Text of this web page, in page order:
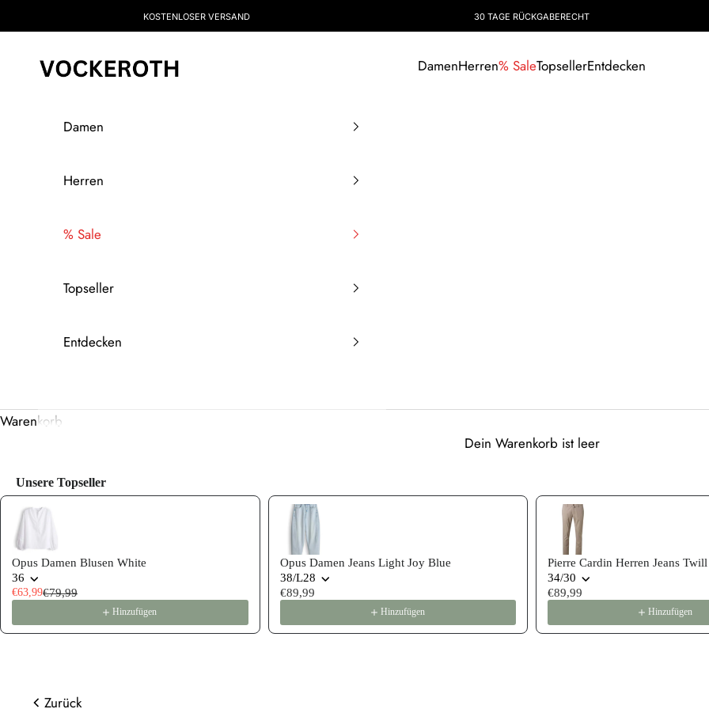
KOSTENLOSER VERSAND 30 TAGE RÜCKGABERECHT
Vockeroth Onlineshop DamenHerren% SaleTopsellerEntdecken
Damen
Herren
% Sale
Topseller
Entdecken
Warenkorb
Dein Warenkorb ist leer
Unsere Topseller
Use the Previous and Next buttons to navigate through product recommendations, or scroll horizontally to view more
Opus Damen Blusen White
36
€63,99€79,99
Hinzufügen
Opus Damen Jeans Light Joy Blue
38/L28
€89,99
Hinzufügen
Pierre Cardin Herren Jeans Twill
34/30
€89,99
Hinzufügen
Zurück